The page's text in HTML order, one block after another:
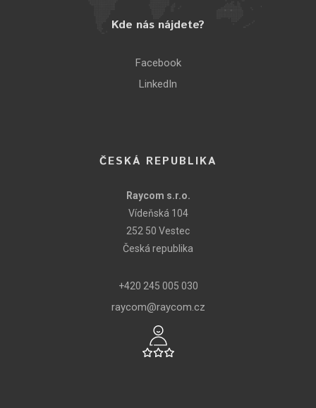
Kde nás nájdete?
Facebook
LinkedIn
ČESKÁ REPUBLIKA
Raycom s.r.o.
Vídeňská 104
252 50 Vestec
Česká republika
+420 245 005 030
raycom@raycom.cz